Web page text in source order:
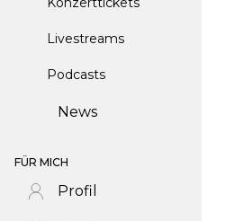
Livestreams
Podcasts
News
FÜR MICH
Profil